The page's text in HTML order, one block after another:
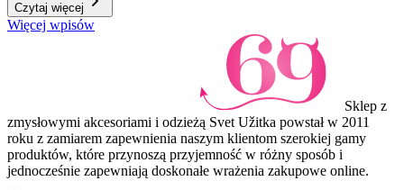
Czytaj więcej
Więcej wpisów
Sklep z
zmysłowymi akcesoriami i odzieżą Svet Užitka powstał w 2011
roku z zamiarem zapewnienia naszym klientom szerokiej gamy
produktów, które przynoszą przyjemność w różny sposób i
jednocześnie zapewniają doskonałe wrażenia zakupowe online.